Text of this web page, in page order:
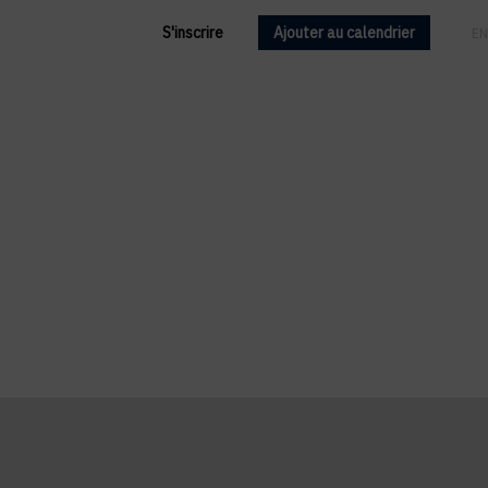
S'inscrire Ajouter au calendrier